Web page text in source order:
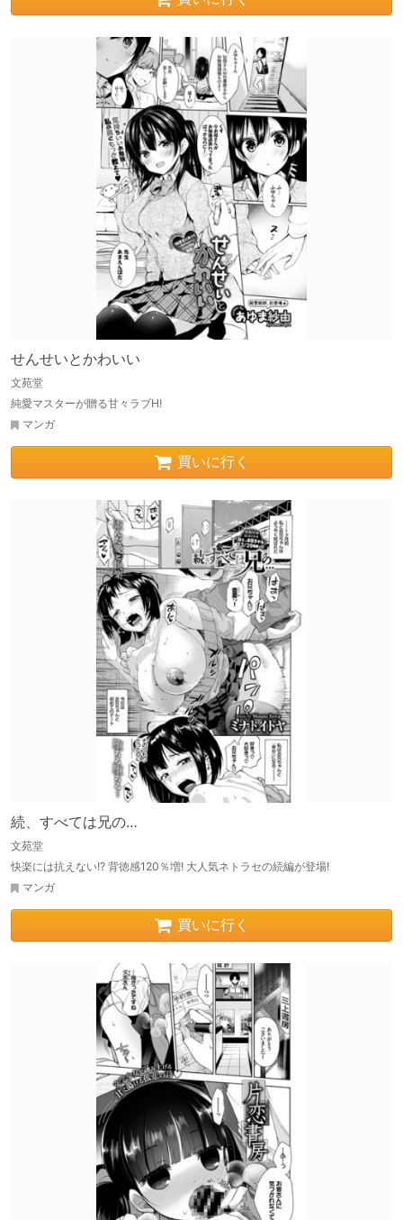
せんせいとかわいい
文苑堂
純愛マスターが贈る甘々ラブH!
マンガ
買いに行く
続、すべては兄の…
文苑堂
快楽には抗えない!? 背徳感120％増! 大人気ネトラセの続編が登場!
マンガ
買いに行く